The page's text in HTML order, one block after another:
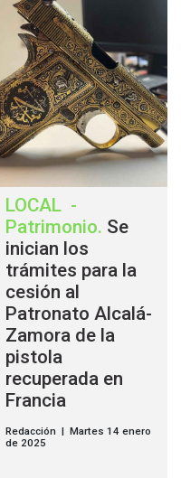
LOCAL -
Patrimonio. Se
inician los
trámites para la
cesión al
Patronato Alcalá-
Zamora de la
pistola
recuperada en
Francia
Redacción | Martes 14 enero
de 2025